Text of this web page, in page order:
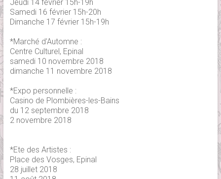
Jeudi 14 février 15h-19h
Samedi 16 février 15h-20h
Dimanche 17 février 15h-19h
*Marché d'Automne :
Centre Culturel, Epinal
samedi 10 novembre 2018
dimanche 11 novembre 2018
*Expo personnelle :
Casino de Plombières-les-Bains
du 12 septembre 2018
2 novembre 2018
*Ete des Artistes :
Place des Vosges, Epinal
28 juillet 2018